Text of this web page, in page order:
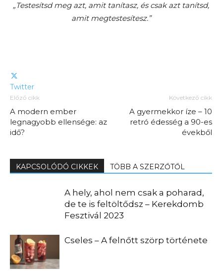
„Testesítsd meg azt, amit tanítasz, és csak azt tanítsd,
amit megtestesítesz.”
Twitter
Előző cikk
A modern ember
legnagyobb ellensége: az
idő?
Következő cikk
A gyermekkor íze – 10
retró édesség a 90-es
évekből
KAPCSOLÓDÓ CIKKEK TÖBB A SZERZŐTŐL
A hely, ahol nem csak a poharad,
de te is feltöltődsz – Kerekdomb
Fesztivál 2023
Cseles – A felnőtt szörp története